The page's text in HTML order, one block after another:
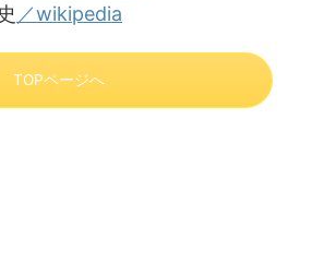
／wikipedia
TOPページへ